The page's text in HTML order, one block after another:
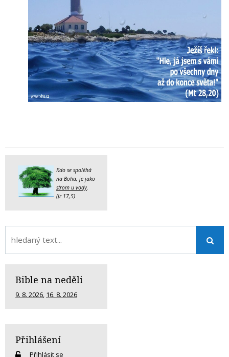
Kdo se spoléhá
na Boha, je jako
strom u vody
(Jr 17,5)
Bible na neděli
9. 8. 2026, 16. 8. 2026
Přihlášení
Přihlásit se